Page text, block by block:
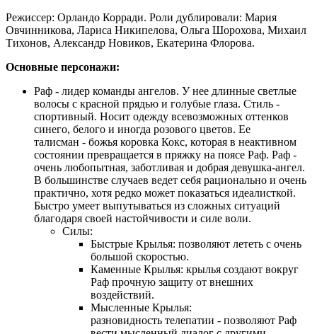
Режиссер: Орландо Корради. Роли дублировали: Мария
Овчинникова, Лариса Никипелова, Ольга Шорохова, Михаил
Тихонов, Александр Новиков, Екатерина Флорова.
Основные персонажи:
Раф - лидер команды ангелов. У нее длинные светлые
волосы с красной прядью и голубые глаза. Стиль -
спортивный. Носит одежду всевозможных оттенков
синего, белого и иногда розового цветов. Ее
талисман - божья коровка Кокс, которая в неактивном
состоянии превращается в пряжку на поясе Раф. Раф -
очень любопытная, заботливая и добрая девушка-ангел.
В большинстве случаев ведет себя рационально и очень
практично, хотя редко может показаться идеалисткой.
Быстро умеет выпутываться из сложных ситуаций
благодаря своей настойчивости и силе воли.
Силы:
Быстрые Крылья: позволяют лететь с очень
большой скоростью.
Каменные Крылья: крылья создают вокруг
Раф прочную защиту от внешних
воздействий.
Мысленные Крылья:
разновидность телепатии - позволяют Раф